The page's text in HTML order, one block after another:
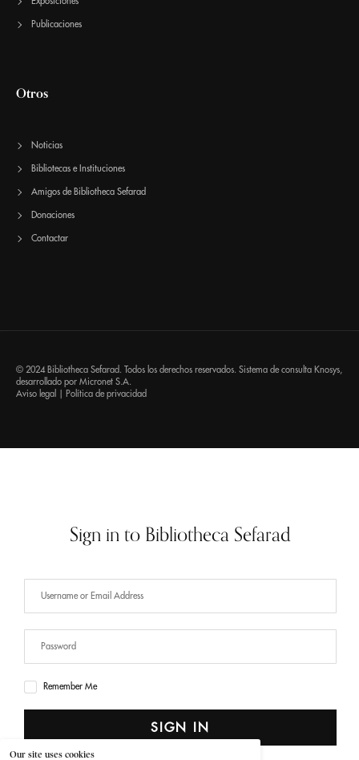
Publicaciones
Otros
Noticias
Bibliotecas e Instituciones
Amigos de Bibliotheca Sefarad
Donaciones
Contactar
© 2024 Bibliotheca Sefarad. Todos los derechos reservados. Sistema de consulta Knosys
desarrollado por Micronet S.A.
Aviso legal
Política de privacidad
Our site uses cookies
Sign in to Bibliotheca Sefarad
Remember Me
SIGN IN